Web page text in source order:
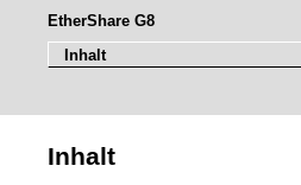
EtherShare G8
Inhalt
Inhalt